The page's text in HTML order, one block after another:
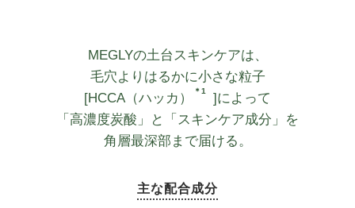
MEGLYの土台スキンケアは、
毛穴よりはるかに小さな粒子
[HCCA（ハッカ）
＊1
]によって
「高濃度炭酸」と「スキンケア成分」を
角層最深部まで届ける。
主な配合成分